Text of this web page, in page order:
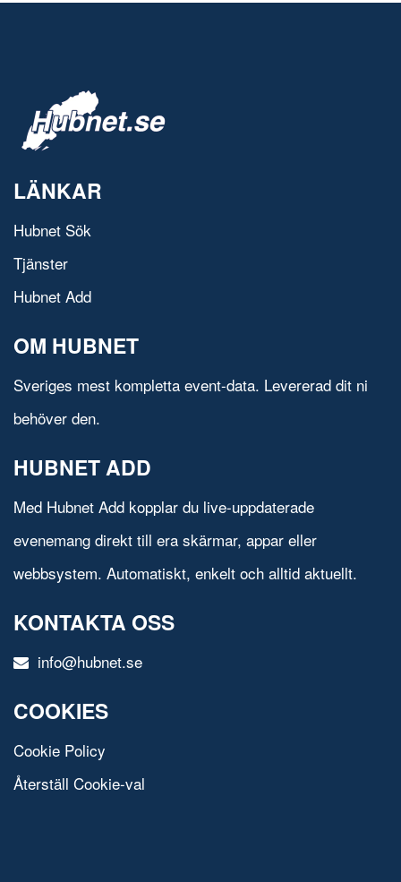
LÄNKAR
Hubnet Sök
Tjänster
Hubnet Add
OM HUBNET
Sveriges mest kompletta event-data. Levererad dit ni
behöver den.
HUBNET ADD
Med Hubnet Add kopplar du live-uppdaterade
evenemang direkt till era skärmar, appar eller
webbsystem. Automatiskt, enkelt och alltid aktuellt.
KONTAKTA OSS
info@hubnet.se
COOKIES
Cookie Policy
Återställ Cookie-val